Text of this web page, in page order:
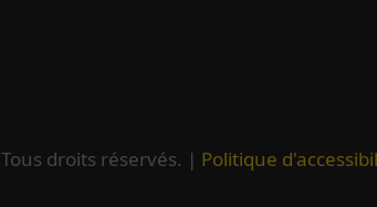
Tous droits réservés. | Politique